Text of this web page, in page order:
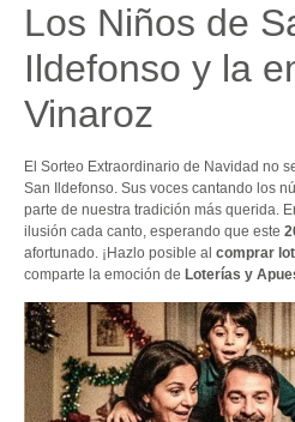
Los Niños de
Ildefonso y la
Vinaroz
El Sorteo Extraordinario de Navidad no
San Ildefonso. Sus voces cantando los
parte de nuestra tradición más querida.
ilusión cada canto, esperando que este
afortunado. ¡Hazlo posible al comprar
comparte la emoción de Loterías y